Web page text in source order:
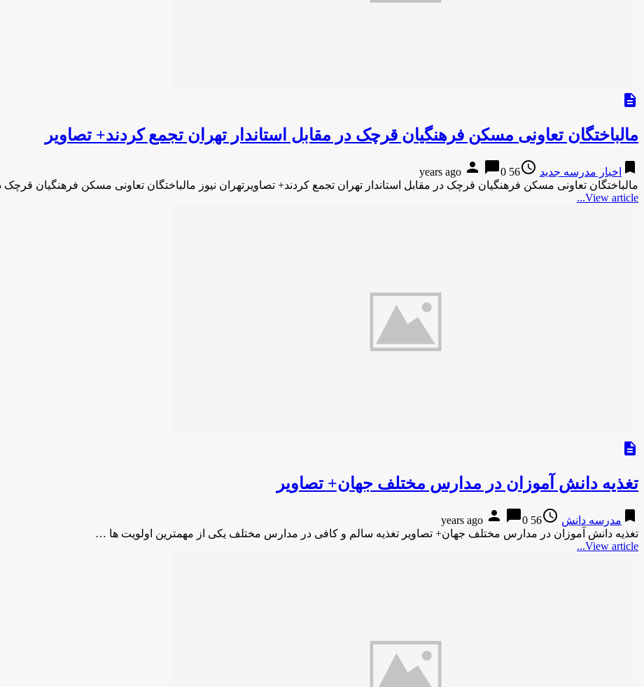
description
مالباختگان تعاونی مسکن فرهنگیان قرچک در مقابل استاندار تهران تجمع کردند+ تصاویر
bookmark اخبار مدرسه جدید access_time
56 years ago
person chat_bubble0
مالباختگان تعاونی مسکن فرهنگیان قرچک در مقابل استاندار تهران تجمع کردند+ تصاویرتهران نیوز مالباختگان تعاونی مسکن فرهنگیان
View article...
description
تغذیه دانش آموزان در مدارس مختلف جهان+ تصاویر
bookmark مدرسه دانش access_time
56 years ago
person chat_bubble0
تغذیه دانش آموزان در مدارس مختلف جهان+ تصاویر تغذیه سالم و کافی در مدارس مختلف یکی از مهمترین اولویت ها …
View article...